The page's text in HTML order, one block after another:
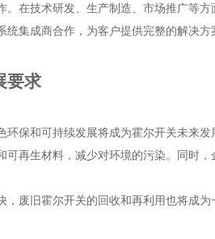
。在技术研发、生产制造、市场推广等
集成商合作，为客户提供完整的解决
要求
保和可持续发展将成为霍尔开关未来
再生材料，减少对环境的污染。同时
，废旧霍尔开关的回收和再利用也将成